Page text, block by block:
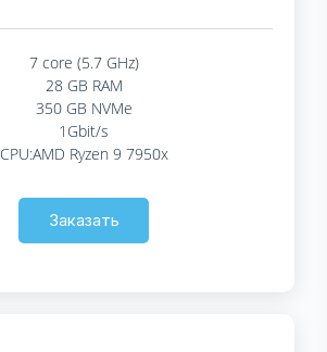
7 core (5.7 GHz)
28 GB RAM
350 GB NVMe
1Gbit/s
CPU:AMD Ryzen 9 7950x
Заказать